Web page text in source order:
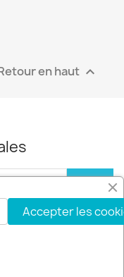
en haut 
Vous trouverez pour cela
d'utilisation du site.
Accepter les